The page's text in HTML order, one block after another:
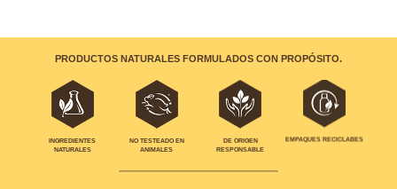
PRODUCTOS NATURALES FORMULADOS CON PROPÓSITO.
INGREDIENTES
NATURALES
NO TESTEADO EN
ANIMALES
DE ORIGEN
RESPONSABLE
EMPAQUES RECICLABES